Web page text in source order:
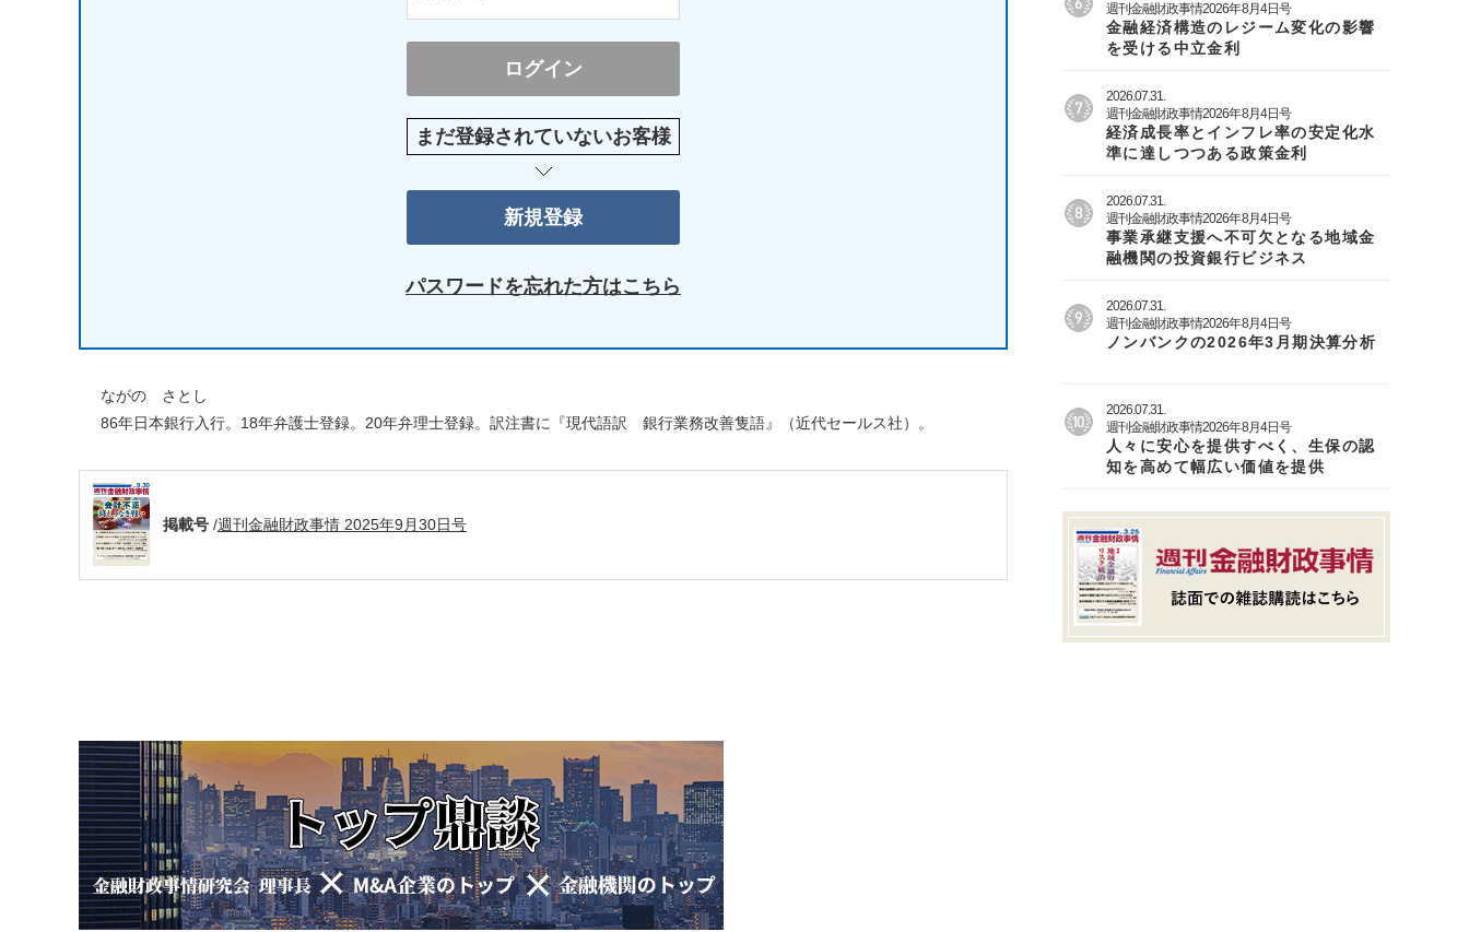
まだ登録されていないお客様
パスワードを忘れた方はこちら
ながの さとし
86年日本銀行入行。18年弁護士登録。20年弁理士登録。訳注書に『現代語訳 銀行業務改善隻語』（近代セールス社）。
掲載号 /週刊金融財政事情 2025年9月30日号
週刊金融財政事情2026年8月4日号
金融経済構造のレジーム変化の影響
を受ける中立金利
2026.07.31.
週刊金融財政事情2026年8月4日号
経済成長率とインフレ率の安定化水
準に達しつつある政策金利
2026.07.31.
週刊金融財政事情2026年8月4日号
事業承継支援へ不可欠となる地域金
融機関の投資銀行ビジネス
2026.07.31.
週刊金融財政事情2026年8月4日号
ノンバンクの2026年3月期決算分析
2026.07.31.
週刊金融財政事情2026年8月4日号
人々に安心を提供すべく、生保の認
知を高めて幅広い価値を提供